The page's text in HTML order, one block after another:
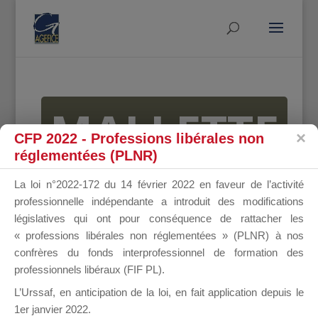
MALLETTE
DU
DIRIGEANT
CFP 2022 - Professions libérales non
réglementées (PLNR)
La loi n°2022-172 du 14 février 2022 en faveur de l’activité
professionnelle indépendante a introduit des modifications
législatives qui ont pour conséquence de rattacher les
« professions libérales non réglementées » (PLNR) à nos
confrères du fonds interprofessionnel de formation des
professionnels libéraux (FIF PL).
L’Urssaf, en anticipation de la loi, en fait application depuis le
1er janvier 2022.